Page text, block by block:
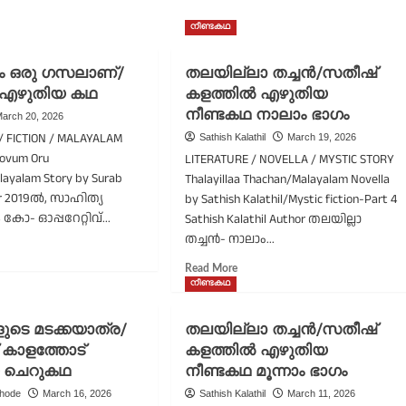
ഒരു ഗസലാണ്/
കഥ
20, 2026
FICTION / MALAYALAM
Oru
Story by Surab
2019ൽ, സാഹിത്യ
ഓപ്പറേറ്റിവ്...
നീണ്ടകഥ
തലയില്ലാ തച്ചൻ/സതീഷ്
കളത്തിൽ എഴുതിയ
നീണ്ടകഥ നാലാം ഭാഗം
Sathish Kalathil March 19, 2026
LITERATURE / NOVELLA / MYSTIC STORY
Thalayillaa Thachan/Malayalam Novella
by Sathish Kalathil/Mystic fiction-Part 4
Sathish Kalathil Author തലയില്ലാ
തച്ചൻ- നാലാം...
Read MoreRead
തച്ചൻ/
സതീഷ്
കളത്തിൽ
എഴുതിയ
മടക്കയാത്ര/
ചെറുകഥ
March 16, 2026
നീണ്ടകഥ
തലയില്ലാ തച്ചൻ/സതീഷ്
കളത്തിൽ എഴുതിയ
നീണ്ടകഥ മൂന്നാം ഭാഗം
Sathish Kalathil March 11, 2026